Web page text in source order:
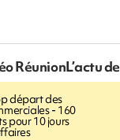
RéunionL’actu
départ des
- 160
pour 10 jours